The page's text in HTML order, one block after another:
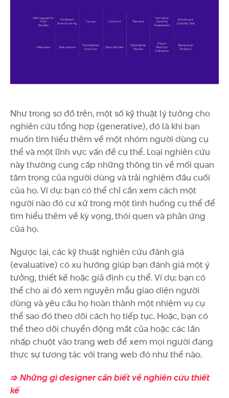
Như trong sơ đồ trên, một số kỹ thuật lý tưởng cho
nghiên cứu tổng hợp (generative), đó là khi bạn
muốn tìm hiểu thêm về một nhóm người dùng cụ
thể và một lĩnh vực vấn đề cụ thể. Loại nghiên cứu
này thường cung cấp những thông tin về mối quan
tâm trọng của người dùng và trải nghiệm đầu cuối
của họ. Ví dụ: bạn có thể chỉ cần xem cách một
người nào đó cư xử trong một tình huống cụ thể để
tìm hiểu thêm về kỳ vọng, thói quen và phản ứng
của họ.
Ngược lại, các kỹ thuật nghiên cứu đánh giá
(evaluative) có xu hướng giúp bạn đánh giá một ý
tưởng, thiết kế hoặc giả định cụ thể. Ví dụ: bạn có
thể cho ai đó xem nguyên mẫu giao diện người
dùng và yêu cầu họ hoàn thành một nhiệm vụ cụ
thể sao đó theo dõi cách họ tiếp tục. Hoặc, bạn có
thể theo dõi chuyển động mắt của hoặc các lần
nhấp chuột vào trang web để xem mọi người đang
thực sự tương tác với trang web đó như thế nào.
=> Những gì designer cần biết về nghiên cứu thiết
kế